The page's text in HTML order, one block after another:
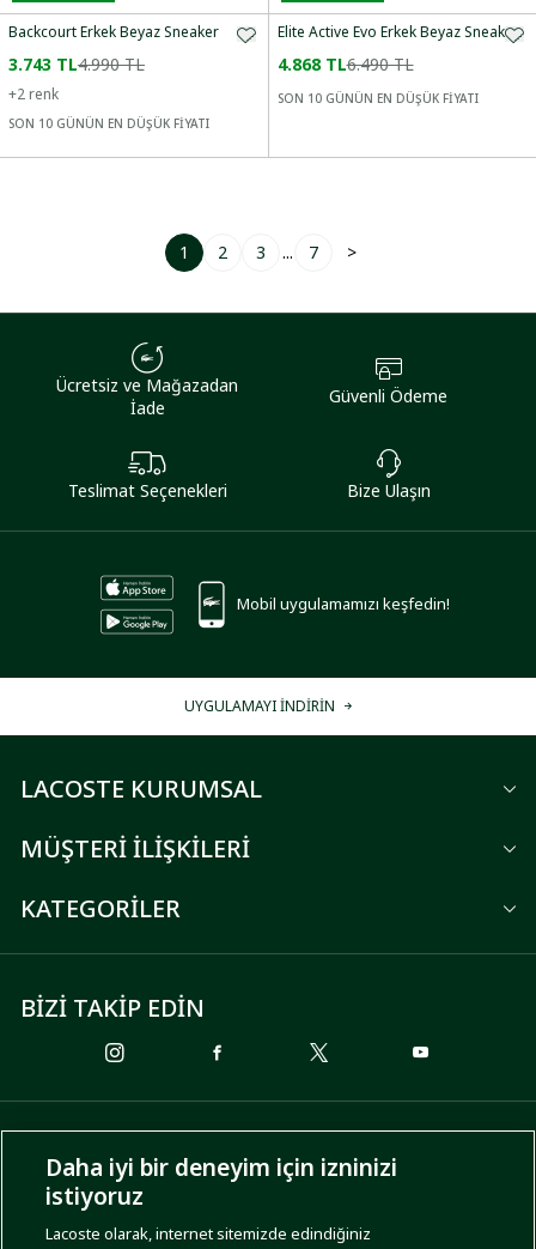
Backcourt Erkek Beyaz Sneaker
3.743 TL4.990 TL
+2 renk
SON 10 GÜNÜN EN DÜŞÜK FİYATI
Elite Active Evo Erkek Beyaz Sneaker
4.868 TL6.490 TL
SON 10 GÜNÜN EN DÜŞÜK FİYATI
1 2 3 ... 7 >
Ücretsiz ve Mağazadan
İade
Güvenli Ödeme
Teslimat Seçenekleri Bize Ulaşın
Mobil uygulamamızı keşfedin!
UYGULAMAYI İNDİRİN
LACOSTE KURUMSAL
MÜŞTERİ İLİŞKİLERİ
KATEGORİLER
BİZİ TAKİP EDİN
ÖDEME SEÇENEKLERİ
Daha iyi bir deneyim için izninizi
istiyoruz
Lacoste olarak, internet sitemizde edindiğiniz